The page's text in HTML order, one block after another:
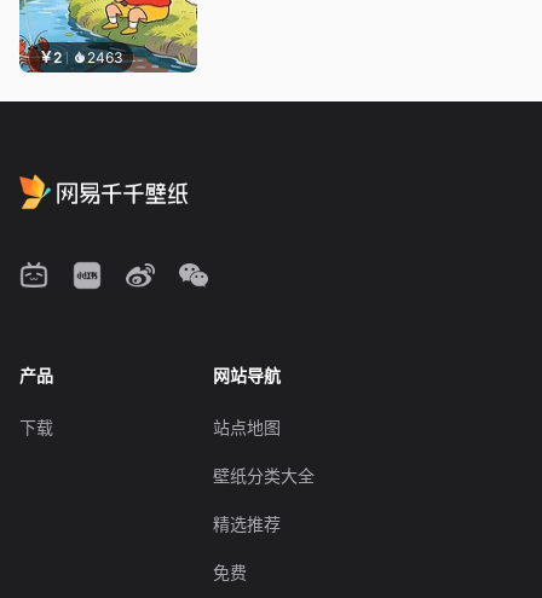
￥2 2463
产品
下载
网站导航
站点地图
壁纸分类大全
精选推荐
免费